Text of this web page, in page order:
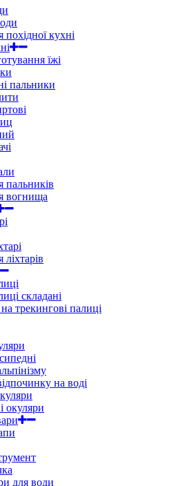
кухні
їжі
пальники
пальників
вогнища
складані
трекингові палиці
на воді
окуляри
для води